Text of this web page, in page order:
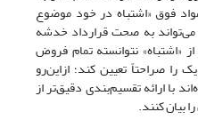
فوق «اشتباه در خود موضوع
به صحت قرارداد خدشه
«اشتباه» نتوانسته تمام فروض
صراحتاً تعیین کند؛ ازاین‌رو
با ارائه تقسیم‌بندی دقیق‌تر از
بیان کنند.